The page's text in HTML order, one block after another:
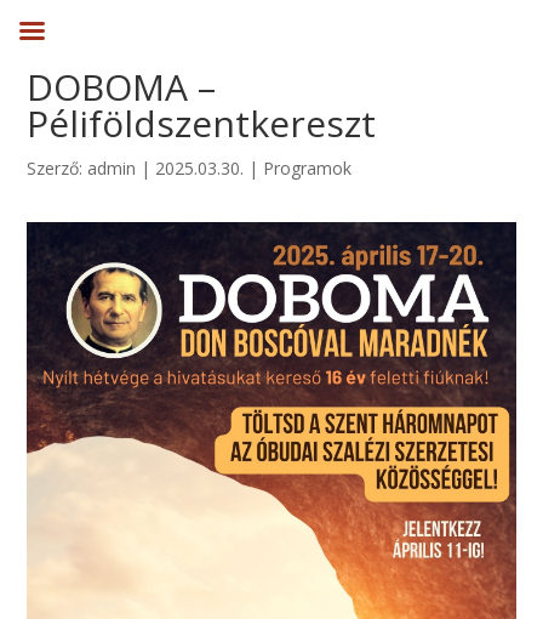
DOBOMA –
Péliföldszentkereszt
Szerző: admin | 2025.03.30. | Programok